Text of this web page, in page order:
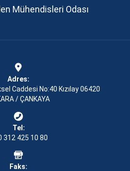
Mühendisleri Odası
Adres:
Caddesi No:40 Kızılay 06420
/ ÇANKAYA
Tel:
312 425 10 80
Faks: